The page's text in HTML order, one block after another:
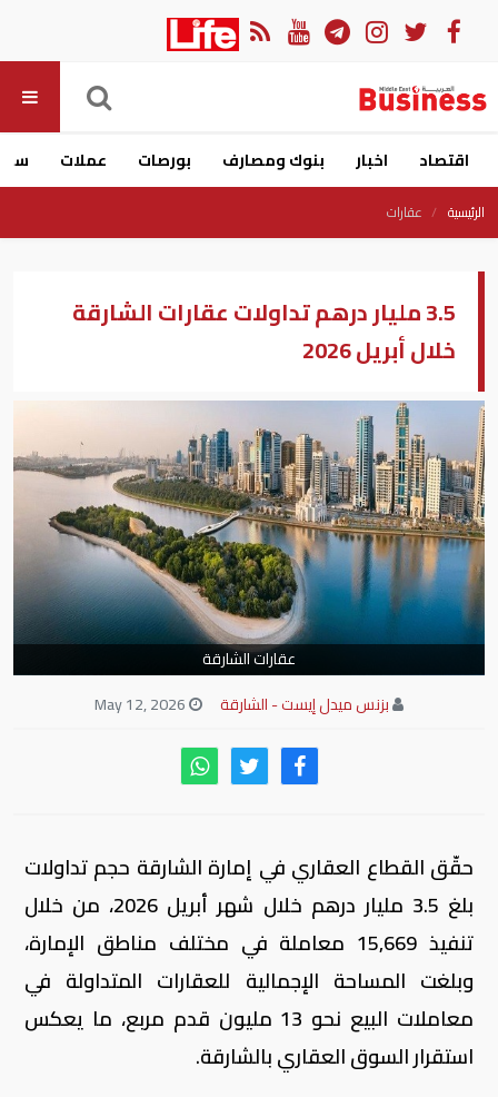
اقتصاد اخبار بنوك ومصارف بورصات عملات
الرئيسية عقارات
3.5 مليار درهم تداولات عقارات الشارقة
خلال أبريل 2026
عقارات الشارقة
بزنس ميدل إيست - الشارقة
حقّق القطاع العقاري في إمارة الشارقة حجم تداولات
بلغ 3.5 مليار درهم خلال شهر أبريل 2026، من خلال
تنفيذ 15,669 معاملة في مختلف مناطق الإمارة،
وبلغت المساحة الإجمالية للعقارات المتداولة في
معاملات البيع نحو 13 مليون قدم مربع، ما يعكس
استقرار السوق العقاري بالشارقة.